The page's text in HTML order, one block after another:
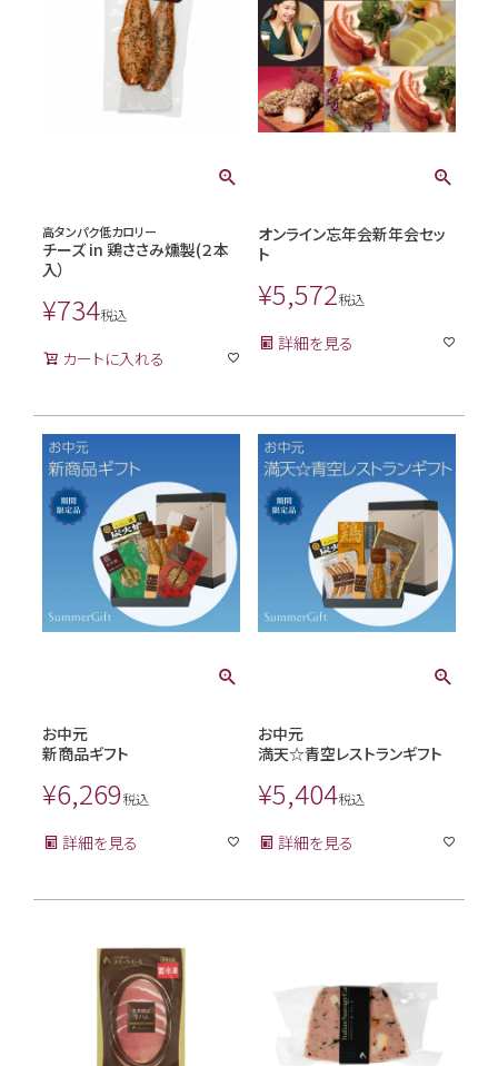
高タンパク低カロリー
チーズ in 鶏ささみ燻製(２本
入）
¥734税込
カートに入れる
オンライン忘年会新年会セッ
ト
¥5,572税込
詳細を見る
お中元
新商品ギフト
¥6,269税込
詳細を見る
お中元
満天☆青空レストランギフト
¥5,404税込
詳細を見る